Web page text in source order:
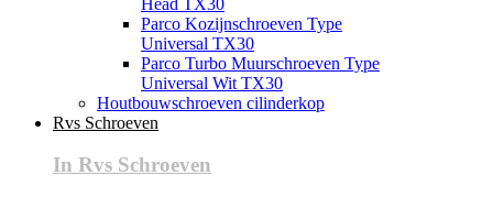
Parco Kozijnschroeven Type
Universal TX30
Parco Turbo Muurschroeven Type
Universal Wit TX30
Houtbouwschroeven cilinderkop
Rvs Schroeven
In Rvs Schroeven